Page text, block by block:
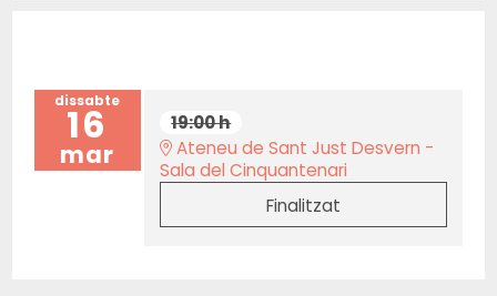
dissabte
16
mar
19:00 h
Ateneu de Sant Just Desvern -
Sala del Cinquantenari
Finalitzat